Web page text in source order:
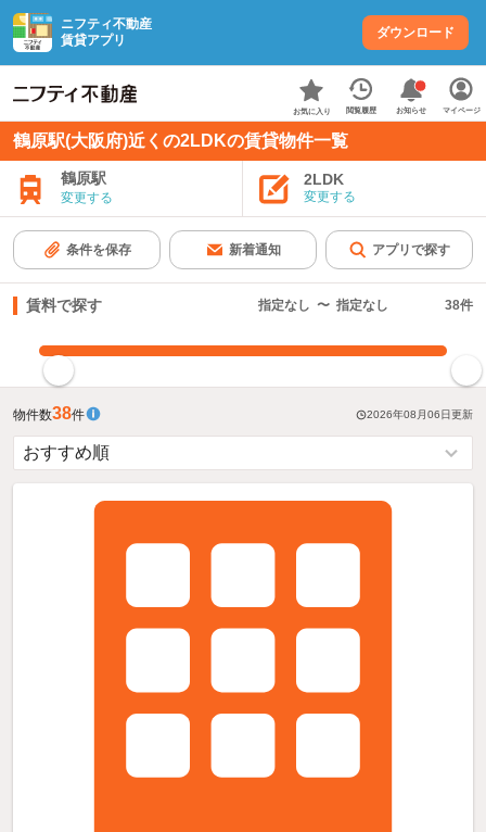
ニフティ不動産
賃貸アプリ
ダウンロード
お気に入り 閲覧履歴 お知らせ マイページ
鶴原駅(大阪府)近くの2LDKの賃貸物件一覧
鶴原駅
変更する
2LDK
変更する
条件を保存 新着通知 アプリで探す
賃料で探す 指定なし 〜 指定なし 38件
物件数38件 2026年08月06日更新